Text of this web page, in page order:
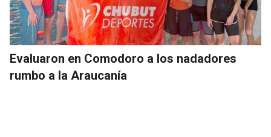
Evaluaron en Comodoro a los nadadores
rumbo a la Araucanía